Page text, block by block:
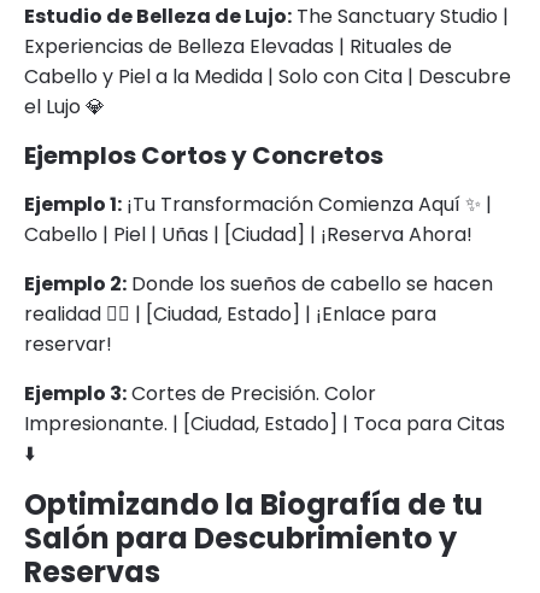
Estudio de Belleza de Lujo: The Sanctuary Studio |
Experiencias de Belleza Elevadas | Rituales de
Cabello y Piel a la Medida | Solo con Cita | Descubre
el Lujo 💎
Ejemplos Cortos y Concretos
Ejemplo 1: ¡Tu Transformación Comienza Aquí ✨ |
Cabello | Piel | Uñas | [Ciudad] | ¡Reserva Ahora!
Ejemplo 2: Donde los sueños de cabello se hacen
realidad 💇‍♀️ | [Ciudad, Estado] | ¡Enlace para
reservar!
Ejemplo 3:Cortes de Precisión. Color
Impresionante. | [Ciudad, Estado] | Toca para Citas
⬇️
Optimizando la Biografía de tu
Salón para Descubrimiento y
Reservas